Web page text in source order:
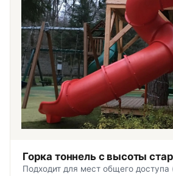
Горка тоннель с высоты
Подходит для мест общего доступа